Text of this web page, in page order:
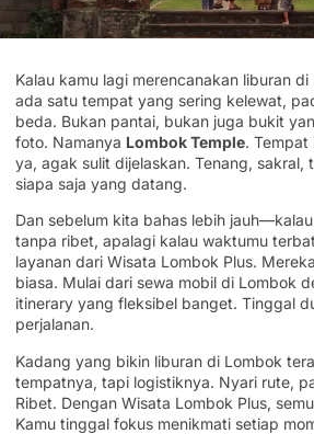
Kalau kamu lagi merencanakan liburan
ada satu tempat yang sering kelewat,
beda. Bukan pantai, bukan juga bukit
foto. Namanya Lombok Temple.
ya, agak sulit dijelaskan. Tenang, sakral,
siapa saja yang datang.
Dan sebelum kita bahas lebih
tanpa ribet, apalagi kalau waktumu
layanan dari Wisata Lombok Plus.
biasa. Mulai dari sewa mobil di Lombok
itinerary yang fleksibel banget. Tinggal
perjalanan.
Kadang yang bikin liburan di Lombok
tempatnya, tapi logistiknya. Nyari rute,
Ribet. Dengan Wisata Lombok Plus,
Kamu tinggal fokus menikmati setiap